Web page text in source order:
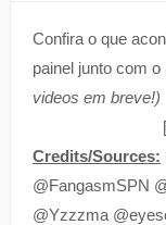
Confira o que
painel junto com
videos em breve!)
Credits/Sources:
@FangasmSPN
@Yzzzma